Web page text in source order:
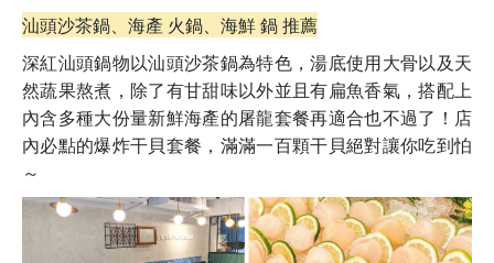
汕頭沙茶鍋、海產 火鍋、海鮮 鍋 推薦
深紅汕頭鍋物以汕頭沙茶鍋為特色，湯底使用大骨以及天
然蔬果熬煮，除了有甘甜味以外並且有扁魚香氣，搭配上
內含多種大份量新鮮海產的屠龍套餐再適合也不過了！店
內必點的爆炸干貝套餐，滿滿一百顆干貝絕對讓你吃到怕
～